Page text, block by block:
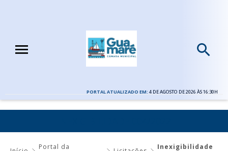
PORTAL ATUALIZADO EM: 4 DE AGOSTO DE 2026 ÀS 16:30H
Portal da
Inexigibilidade